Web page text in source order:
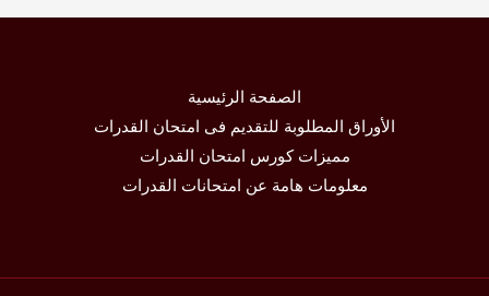
الصفحة الرئيسية
الأوراق المطلوبة للتقديم فى امتحان القدرات
مميزات كورس امتحان القدرات
معلومات هامة عن امتحانات القدرات